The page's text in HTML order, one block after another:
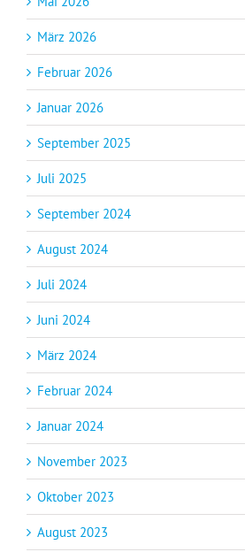
März 2026
Februar 2026
Januar 2026
September 2025
Juli 2025
September 2024
August 2024
Juli 2024
Juni 2024
März 2024
Februar 2024
Januar 2024
November 2023
Oktober 2023
August 2023